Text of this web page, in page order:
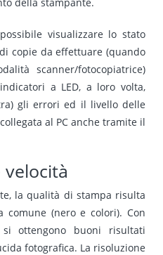
visualizzare lo stato
copie da effettuare (quando
scanner/fotocopiatrice)
a LED, a loro volta,
gli errori ed il livello delle
al PC anche tramite il
la qualità di stampa risulta
comune (nero e colori). Con
si ottengono buoni risultati
fotografica. La risoluzione